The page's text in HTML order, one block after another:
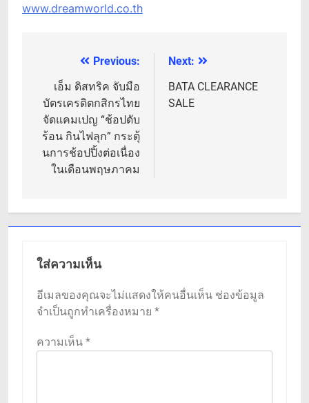
www.dreamworld.co.th
แนะแนว
เรื่อง
Previous:
เอ็ม ดิสทริค จับมือ
บัตรเครดิตกสิกรไทย
จัดแคมเปญ “ช้อปดับ
ร้อน กินไฟลุก” กระตุ้
นการช้อปปิ้งต่อเนื่อง
ในเดือนพฤษภาคม
Next:
BATA CLEARANCE
SALE
ใส่ความเห็น
อีเมลของคุณจะไม่แสดงให้คนอื่นเห็น ช่องข้อมูล
จำเป็นถูกทำเครื่องหมาย *
ความเห็น *